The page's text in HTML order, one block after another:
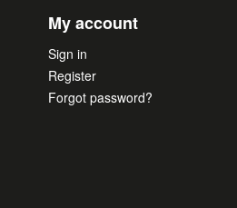
My account
Sign in
Register
Forgot password?